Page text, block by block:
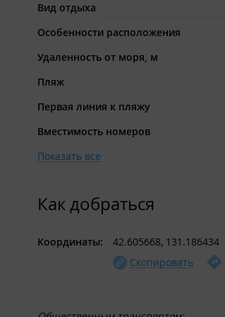
Вид отдыха
Особенности расположения
Удаленность от моря, м
Пляж
Первая линия к пляжу
Вместимость номеров
Показать все
Как добраться
Координаты:
42.605668, 131.186434
Скопировать